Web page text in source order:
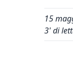
15
3' di